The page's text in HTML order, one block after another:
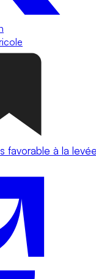
favorable à la